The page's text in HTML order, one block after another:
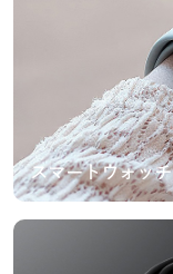
スマートウォッチ